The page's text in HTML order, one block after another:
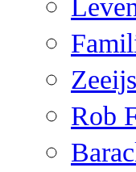
Zeeijs
Rob